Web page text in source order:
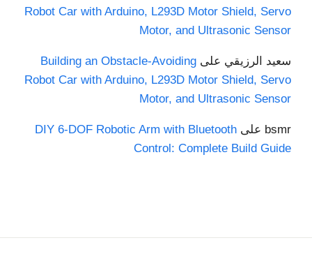
Robot Car with Arduino, L293D Motor Shield, Servo
Motor, and Ultrasonic Sensor
سعيد الرزيقي على Building an Obstacle-Avoiding
Robot Car with Arduino, L293D Motor Shield, Servo
Motor, and Ultrasonic Sensor
bsmr على DIY 6-DOF Robotic Arm with Bluetooth
Control: Complete Build Guide